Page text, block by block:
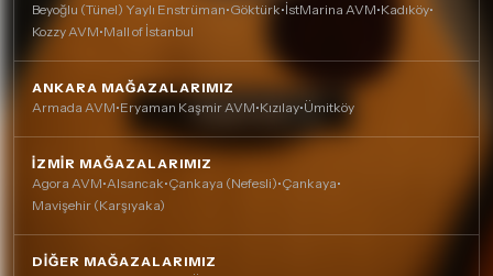
Beyoğlu (Tünel) Yaylı Enstrüman•Göktürk•İstMarina AVM•Kadıköy•
Kozzy AVM•Mall of İstanbul
ANKARA MAĞAZALARIMIZ
Armada AVM•Eryaman Kaşmir AVM•Kızılay•Ümitköy
İZMIR MAĞAZALARIMIZ
Agora AVM•Alsancak•Çankaya (Nefesli)•Çankaya•
Mavişehir (Karşıyaka)
DIĞER MAĞAZALARIMIZ